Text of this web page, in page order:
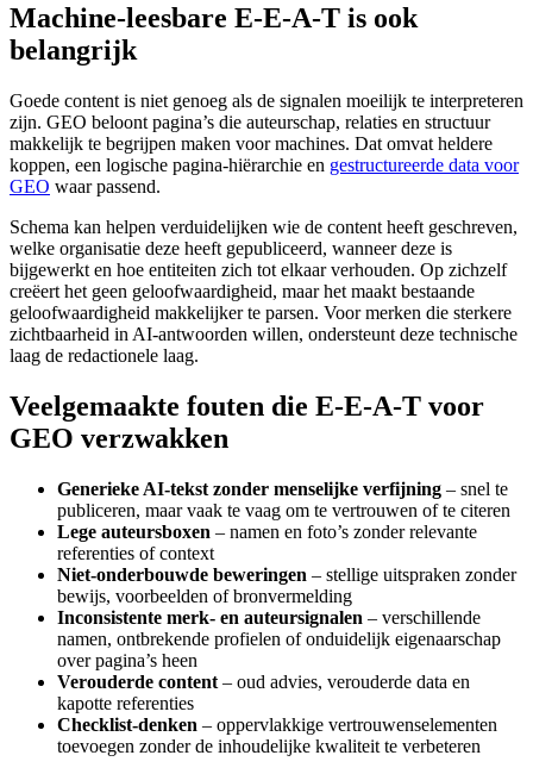
Machine-leesbare E-E-A-T is ook
belangrijk
Goede content is niet genoeg als de signalen moeilijk te interpreteren
zijn. GEO beloont pagina’s die auteurschap, relaties en structuur
makkelijk te begrijpen maken voor machines. Dat omvat heldere
koppen, een logische pagina-hiërarchie en gestructureerde data voor
GEO waar passend.
Schema kan helpen verduidelijken wie de content heeft geschreven,
welke organisatie deze heeft gepubliceerd, wanneer deze is
bijgewerkt en hoe entiteiten zich tot elkaar verhouden. Op zichzelf
creëert het geen geloofwaardigheid, maar het maakt bestaande
geloofwaardigheid makkelijker te parsen. Voor merken die sterkere
zichtbaarheid in AI-antwoorden willen, ondersteunt deze technische
laag de redactionele laag.
Veelgemaakte fouten die E-E-A-T voor
GEO verzwakken
Generieke AI-tekst zonder menselijke verfijning – snel te
publiceren, maar vaak te vaag om te vertrouwen of te citeren
Lege auteursboxen – namen en foto’s zonder relevante
referenties of context
Niet-onderbouwde beweringen – stellige uitspraken zonder
bewijs, voorbeelden of bronvermelding
Inconsistente merk- en auteursignalen – verschillende
namen, ontbrekende profielen of onduidelijk eigenaarschap
over pagina’s heen
Verouderde content – oud advies, verouderde data en
kapotte referenties
Checklist-denken – oppervlakkige vertrouwenselementen
toevoegen zonder de inhoudelijke kwaliteit te verbeteren